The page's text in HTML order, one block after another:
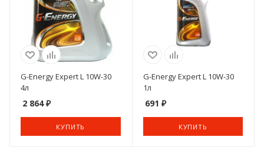
G-Energy Expert L 10W-30
4л
2 864₽
КУПИТЬ
G-Energy Expert L 10W-30
1л
691 ₽
КУПИТЬ